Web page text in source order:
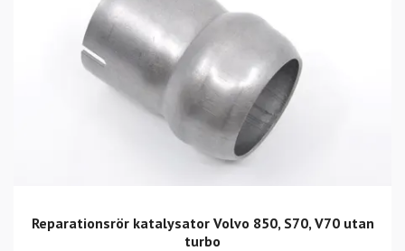
Reparationsrör katalysator Volvo 850, S70, V70 utan
turbo